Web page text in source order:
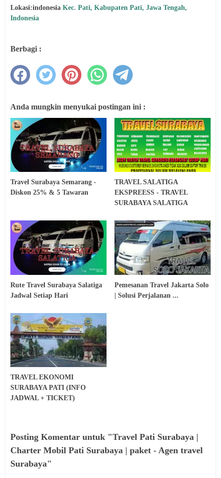
Lokasi:indonesia Kec. Pati, Kabupaten Pati, Jawa Tengah,
Indonesia
Berbagi :
Anda mungkin menyukai postingan ini :
Travel Surabaya Semarang -
Diskon 25% & 5 Tawaran
TRAVEL SALATIGA
EKSPREESS - TRAVEL
SURABAYA SALATIGA
Rute Travel Surabaya Salatiga
Jadwal Setiap Hari
Pemesanan Travel Jakarta Solo
| Solusi Perjalanan ...
TRAVEL EKONOMI
SURABAYA PATI (INFO
JADWAL + TICKET)
Posting Komentar untuk "Travel Pati Surabaya |
Charter Mobil Pati Surabaya | paket - Agen travel
Surabaya"